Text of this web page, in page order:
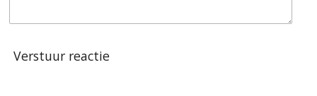
Verstuur reactie